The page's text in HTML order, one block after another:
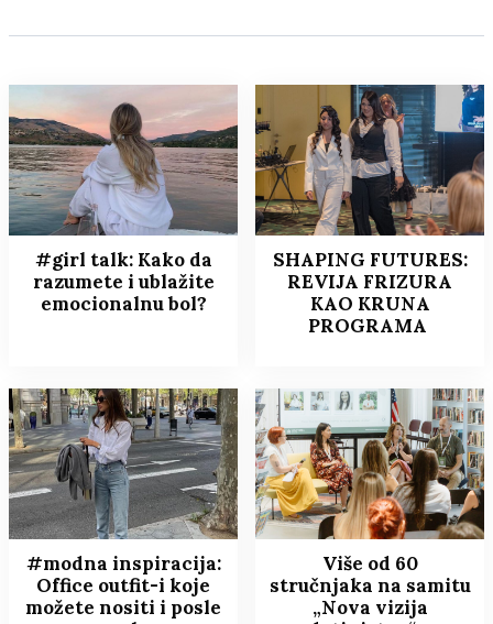
#girl talk: Kako da
razumete i ublažite
emocionalnu bol?
SHAPING FUTURES:
REVIJA FRIZURA
KAO KRUNA
PROGRAMA
#modna inspiracija:
Office outfit-i koje
možete nositi i posle
Više od 60
stručnjaka na samitu
„Nova vizija